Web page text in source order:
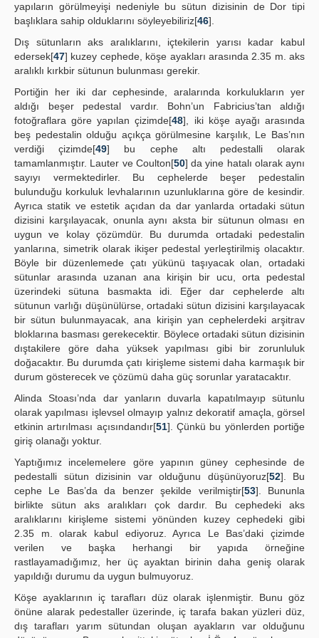
yapıların görülmeyişi nedeniyle bu sütun dizisinin de Dor tipi
başlıklara sahip olduklarını söyleyebiliriz[46].
Dış sütunların aks aralıklarını, içtekilerin yarısı kadar kabul
edersek[47] kuzey cephede, köşe ayakları arasında 2.35 m. aks
aralıklı kırkbir sütunun bulunması gerekir.
Portiğin her iki dar cephesinde, aralarında korkulukların yer
aldığı beşer pedestal vardır. Bohn’un Fabricius’tan aldığı
fotoğraflara göre yapılan çizimde[48], iki köşe ayağı arasında
beş pedestalin olduğu açıkça görülmesine karşılık, Le Bas’nın
verdiği çizimde[49] bu cephe altı pedestalli olarak
tamamlanmıştır. Lauter ve Coulton[50] da yine hatalı olarak aynı
sayıyı vermektedirler. Bu cephelerde beşer pedestalin
bulunduğu korkuluk levhalarının uzunluklarına göre de kesindir.
Ayrıca statik ve estetik açıdan da dar yanlarda ortadaki sütun
dizisini karşılayacak, onunla aynı aksta bir sütunun olması en
uygun ve kolay çözümdür. Bu durumda ortadaki pedestalin
yanlarına, simetrik olarak ikişer pedestal yerleştirilmiş olacaktır.
Böyle bir düzenlemede çatı yükünü taşıyacak olan, ortadaki
sütunlar arasında uzanan ana kirişin bir ucu, orta pedestal
üzerindeki sütuna basmakta idi. Eğer dar cephelerde altı
sütunun varlığı düşünülürse, ortadaki sütun dizisini karşılayacak
bir sütun bulunmayacak, ana kirişin yan cephelerdeki arşitrav
bloklarına basması gerekecektir. Böylece ortadaki sütun dizisinin
dıştakilere göre daha yüksek yapılması gibi bir zorunluluk
doğacaktır. Bu durumda çatı kirişleme sistemi daha karmaşık bir
durum gösterecek ve çözümü daha güç sorunlar yaratacaktır.
Alinda Stoası’nda dar yanların duvarla kapatılmayıp sütunlu
olarak yapılması işlevsel olmayıp yalnız dekoratif amaçla, görsel
etkinin artırılması açısındandır[51]. Çünkü bu yönlerden portiğe
giriş olanağı yoktur.
Yaptığımız incelemelere göre yapının güney cephesinde de
pedestalli sütun dizisinin var olduğunu düşünüyoruz[52]. Bu
cephe Le Bas’da da benzer şekilde verilmiştir[53]. Bununla
birlikte sütun aks aralıkları çok dardır. Bu cephedeki aks
aralıklarını kirişleme sistemi yönünden kuzey cephedeki gibi
2.35 m. olarak kabul ediyoruz. Ayrıca Le Bas’daki çizimde
verilen ve başka herhangi bir yapıda örneğine
rastlayamadığımız, her üç ayaktan birinin daha geniş olarak
yapıldığı durumu da uygun bulmuyoruz.
Köşe ayaklarının iç tarafları düz olarak işlenmiştir. Bunu göz
önüne alarak pedestaller üzerinde, iç tarafa bakan yüzleri düz,
dış tarafları yarım sütundan oluşan ayakların var olduğunu